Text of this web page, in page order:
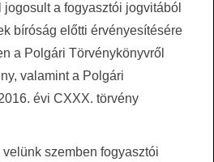
a fogyasztói jogvitából
bíróság előtti érvényesítésére
a Polgári Törvénykönyvről
valamint a Polgári
évi CXXX. törvény
szemben fogyasztói